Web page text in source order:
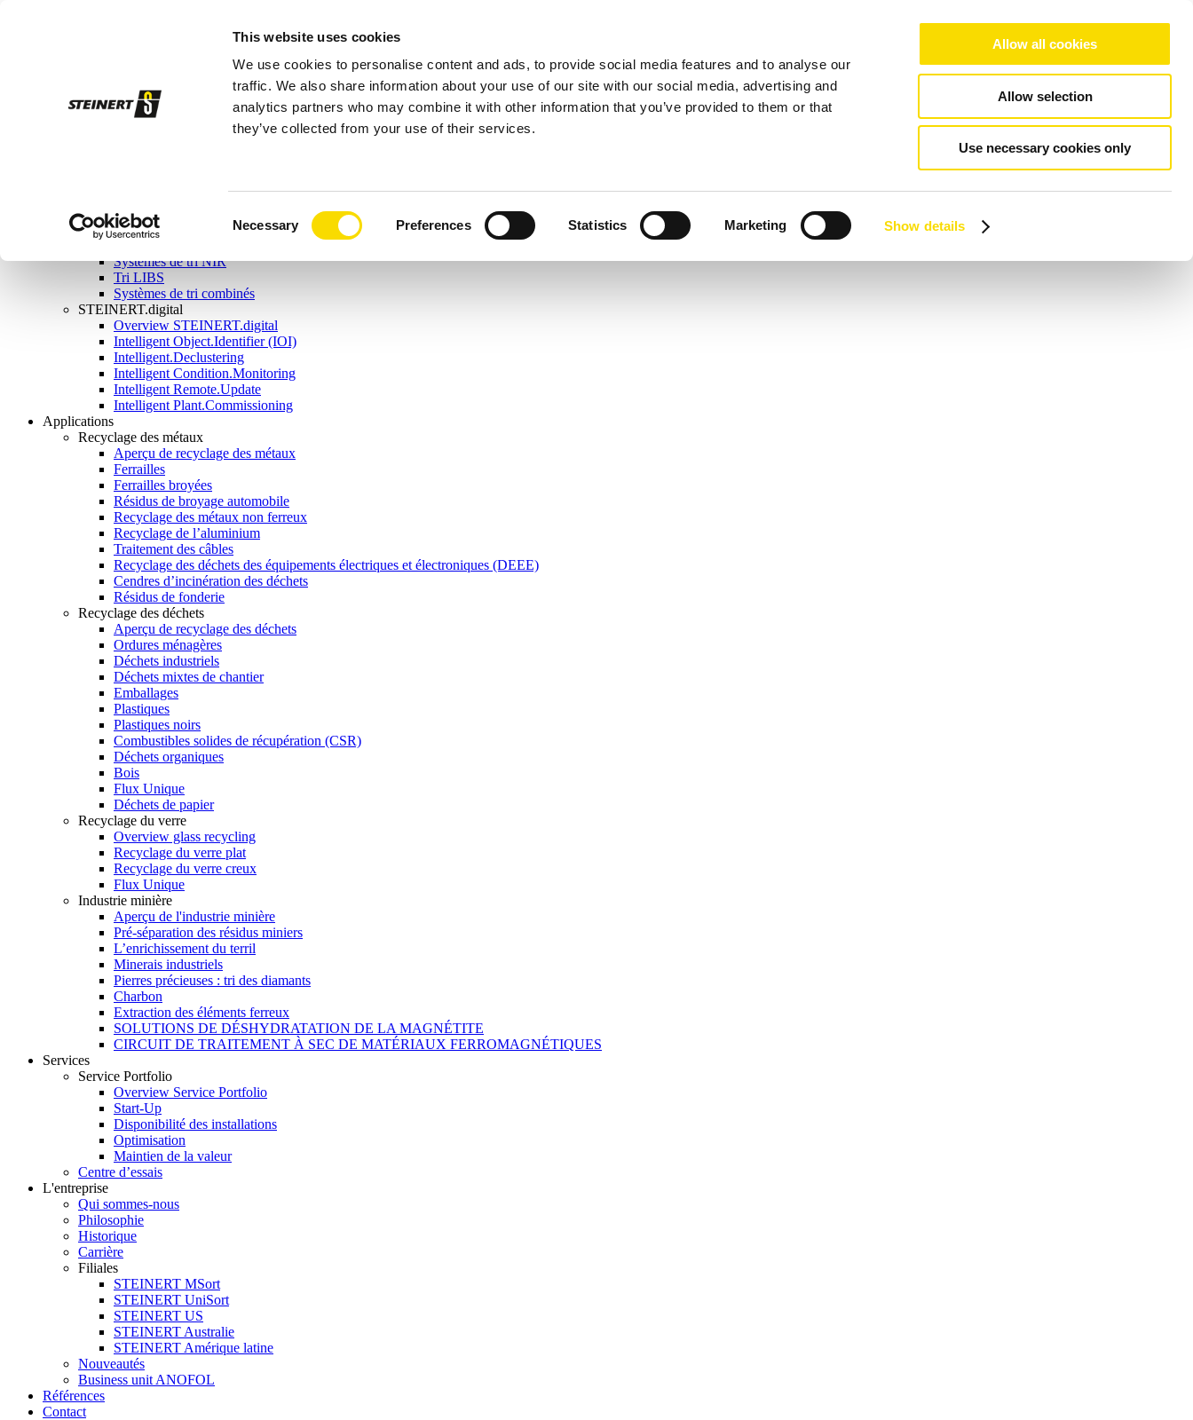
This website uses cookies
We use cookies to personalise content and ads, to provide social media features and to analyse our
traffic. We also share information about your use of our site with our social media, advertising and
analytics partners who may combine it with other information that you’ve provided to them or that
they’ve collected from your use of their services.
Necessary Preferences Statistics Marketing Show details
Allow all cookies
Allow selection
Use necessary cookies only
Tambours magnétiques
Aimants overband
Aimants de levage
Séparateurs à courants de Foucault
Systèmes de tri à rayons X
Système de tri par induction
Systèmes de tri NIR
Tri LIBS
Systèmes de tri combinés
STEINERT.digital
Overview STEINERT.digital
Intelligent Object.Identifier (IOI)
Intelligent.Declustering
Intelligent Condition.Monitoring
Intelligent Remote.Update
Intelligent Plant.Commissioning
Applications
Recyclage des métaux
Aperçu de recyclage des métaux
Ferrailles
Ferrailles broyées
Résidus de broyage automobile
Recyclage des métaux non ferreux
Recyclage de l’aluminium
Traitement des câbles
Recyclage des déchets des équipements électriques et électroniques (DEEE)
Cendres d’incinération des déchets
Résidus de fonderie
Recyclage des déchets
Aperçu de recyclage des déchets
Ordures ménagères
Déchets industriels
Déchets mixtes de chantier
Emballages
Plastiques
Plastiques noirs
Combustibles solides de récupération (CSR)
Déchets organiques
Bois
Flux Unique
Déchets de papier
Recyclage du verre
Overview glass recycling
Recyclage du verre plat
Recyclage du verre creux
Flux Unique
Industrie minière
Aperçu de l'industrie minière
Pré-séparation des résidus miniers
L’enrichissement du terril
Minerais industriels
Pierres précieuses : tri des diamants
Charbon
Extraction des éléments ferreux
SOLUTIONS DE DÉSHYDRATATION DE LA MAGNÉTITE
CIRCUIT DE TRAITEMENT À SEC DE MATÉRIAUX FERROMAGNÉTIQUES
Services
Service Portfolio
Overview Service Portfolio
Start-Up
Disponibilité des installations
Optimisation
Maintien de la valeur
Centre d’essais
L'entreprise
Qui sommes-nous
Philosophie
Historique
Carrière
Filiales
STEINERT MSort
STEINERT UniSort
STEINERT US
STEINERT Australie
STEINERT Amérique latine
Nouveautés
Business unit ANOFOL
Références
Contact